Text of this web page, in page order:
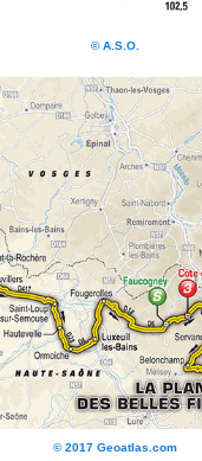
© A.S.O.
© 2017 Geoatlas.com